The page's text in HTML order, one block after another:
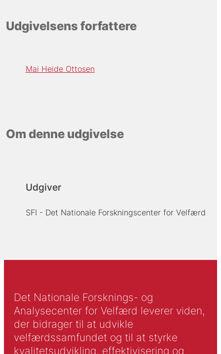
Udgivelsens forfattere
Mai Heide Ottosen
Om denne udgivelse
Udgiver
SFI - Det Nationale Forskningscenter for Velfærd
Det Nationale Forsknings- og
Analysecenter for Velfærd leverer viden,
der bidrager til at udvikle
velfærdssamfundet og til at styrke
kvalitetsudvikling, effektivisering og